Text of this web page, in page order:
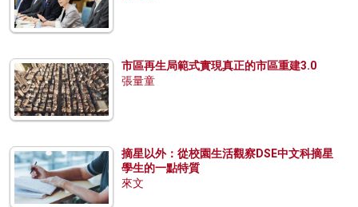
市區再生局範式實現真正的市區重建3.0
張量童
摘星以外：從校園生活觀察DSE中文科摘星
學生的一點特質
來文